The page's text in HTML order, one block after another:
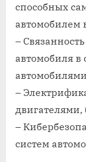
способных
автомобилем
–
автомобиля
–
двигателями,
–
систем